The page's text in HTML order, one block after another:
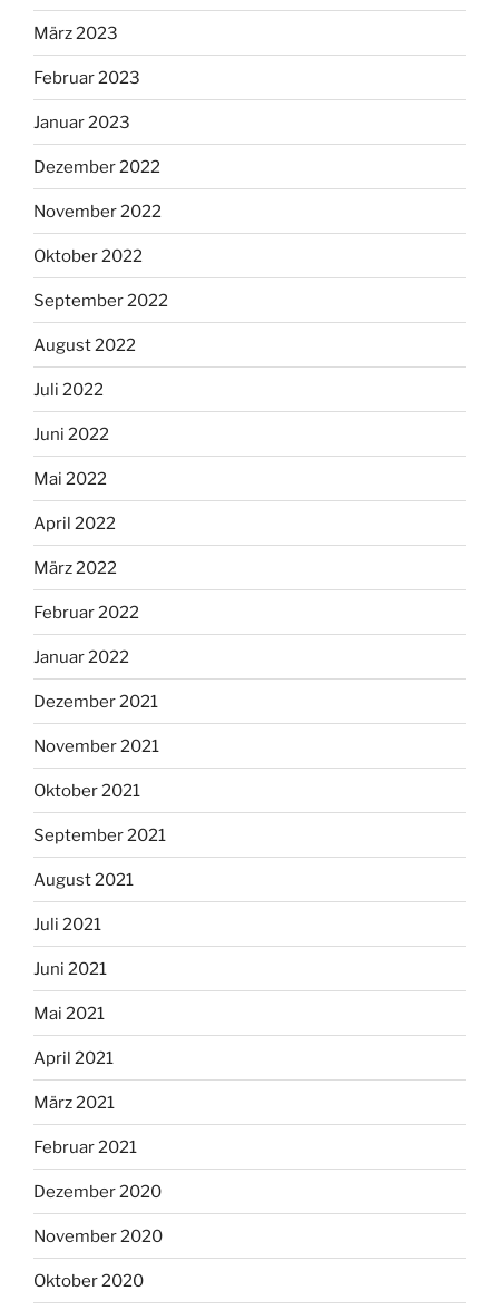
März 2023
Februar 2023
Januar 2023
Dezember 2022
November 2022
Oktober 2022
September 2022
August 2022
Juli 2022
Juni 2022
Mai 2022
April 2022
März 2022
Februar 2022
Januar 2022
Dezember 2021
November 2021
Oktober 2021
September 2021
August 2021
Juli 2021
Juni 2021
Mai 2021
April 2021
März 2021
Februar 2021
Dezember 2020
November 2020
Oktober 2020